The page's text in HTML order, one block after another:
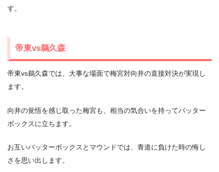
す。
帝東vs鵜久森
帝東vs鵜久森では、大事な場面で梅宮対向井の直接対決が実現し
ます。
向井の覚悟を感じ取った梅宮も、相当の気合いを持ってバッター
ボックスに立ちます。
お互いバッターボックスとマウンドでは、青道に負けた時の悔し
さを思い出します。